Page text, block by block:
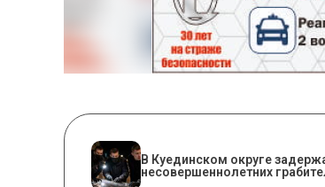
В Куединском округе
несовершеннолетних